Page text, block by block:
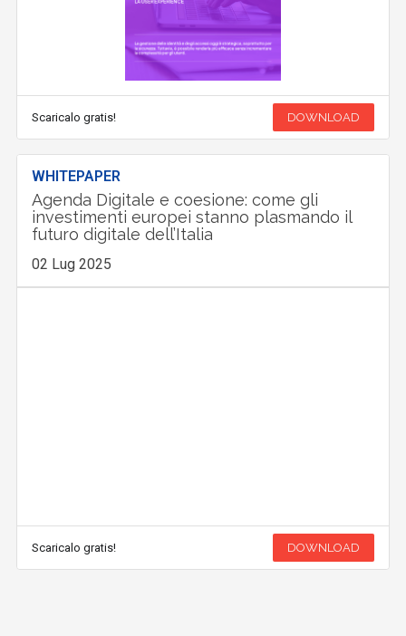
Scaricalo gratis! DOWNLOAD
WHITEPAPER
Agenda Digitale e coesione: come gli
investimenti europei stanno plasmando il
futuro digitale dell’Italia
02 Lug 2025
Scaricalo gratis! DOWNLOAD